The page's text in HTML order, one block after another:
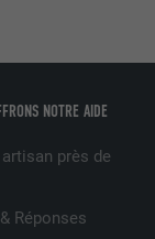
NOTRE AIDE
près de
Réponses
par